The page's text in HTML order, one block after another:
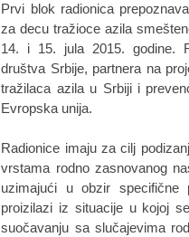
Prvi blok radionica
za decu tražioce azila
14. i 15. jula 2015. godine.
društva Srbije, partnera na
tražilaca azila u Srbiji i
Evropska unija.
Radionice imaju za cilj
vrstama rodno zasnovanog
uzimajući u obzir
proizilazi iz situacije u kojoj
suočavanju sa slučajevima